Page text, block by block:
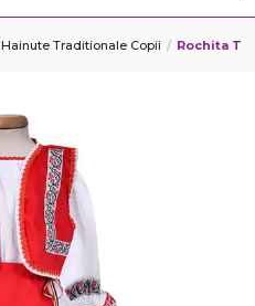
Hainute Traditionale Copii Rochita